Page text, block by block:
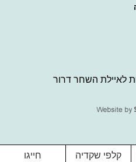
לאיילת השחר דרור
קלפי שקדיה חייגו